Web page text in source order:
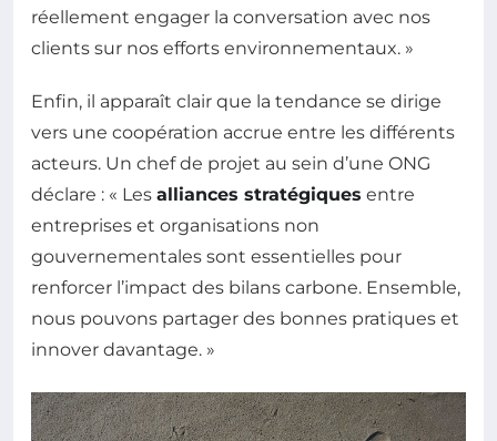
réellement engager la conversation avec nos
clients sur nos efforts environnementaux. »
Enfin, il apparaît clair que la tendance se dirige
vers une coopération accrue entre les différents
acteurs. Un chef de projet au sein d’une ONG
déclare : « Les alliances stratégiques entre
entreprises et organisations non
gouvernementales sont essentielles pour
renforcer l’impact des bilans carbone. Ensemble,
nous pouvons partager des bonnes pratiques et
innover davantage. »